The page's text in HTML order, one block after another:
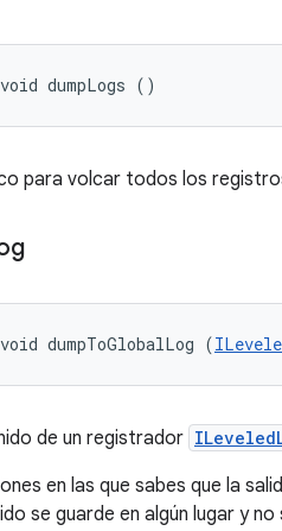
dumpLogs ()
para volcar todos los
dumpToGlobalLog (
de un registrador
en las que sabes que la
se guarde en algún lugar y no